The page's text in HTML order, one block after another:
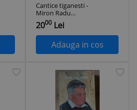
Cantice tiganesti -
Miron Radu
Paraschivescu
2000 Lei
Adauga in cos